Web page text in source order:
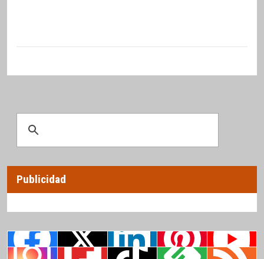
Publicidad